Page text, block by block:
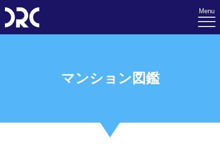
Menu
マンション図鑑